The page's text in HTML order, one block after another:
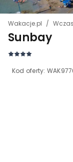
Wakacje.pl
Sunbay
Kod oferty: